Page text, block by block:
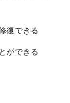
復できる
ができる